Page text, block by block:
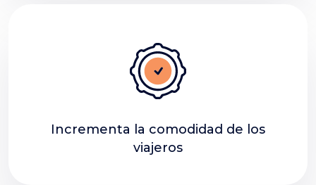
Incrementa la comodidad de los
viajeros